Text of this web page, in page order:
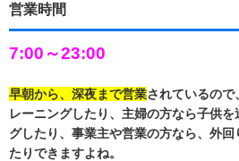
営業時間
7:00～23:00
早朝から、深夜まで営業されているので
レーニングしたり、主婦の方なら子供
グしたり、事業主や営業の方なら、外
たりできますよね。